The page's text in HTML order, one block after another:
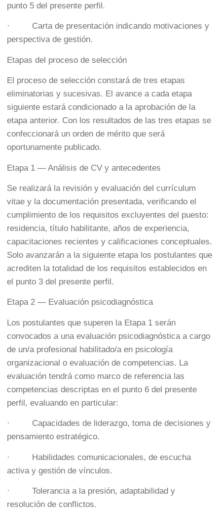
punto 5 del presente perfil.
· Carta de presentación indicando motivaciones y
perspectiva de gestión.
Etapas del proceso de selección
El proceso de selección constará de tres etapas
eliminatorias y sucesivas. El avance a cada etapa
siguiente estará condicionado a la aprobación de la
etapa anterior. Con los resultados de las tres etapas se
confeccionará un orden de mérito que será
oportunamente publicado.
Etapa 1 — Análisis de CV y antecedentes
Se realizará la revisión y evaluación del currículum
vitae y la documentación presentada, verificando el
cumplimiento de los requisitos excluyentes del puesto:
residencia, título habilitante, años de experiencia,
capacitaciones recientes y calificaciones conceptuales.
Solo avanzarán a la siguiente etapa los postulantes que
acrediten la totalidad de los requisitos establecidos en
el punto 3 del presente perfil.
Etapa 2 — Evaluación psicodiagnóstica
Los postulantes que superen la Etapa 1 serán
convocados a una evaluación psicodiagnóstica a cargo
de un/a profesional habilitado/a en psicología
organizacional o evaluación de competencias. La
evaluación tendrá como marco de referencia las
competencias descriptas en el punto 6 del presente
perfil, evaluando en particular:
· Capacidades de liderazgo, toma de decisiones y
pensamiento estratégico.
· Habilidades comunicacionales, de escucha
activa y gestión de vínculos.
· Tolerancia a la presión, adaptabilidad y
resolución de conflictos.